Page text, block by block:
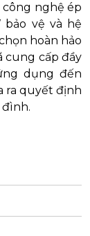
công nghệ ép
vệ và hệ
hoàn hảo
cung cấp đầy
dụng đến
ra quyết định